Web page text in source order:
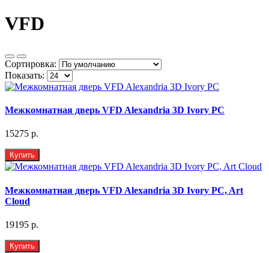
VFD
Сортировка:
Показать:
Межкомнатная дверь VFD Alexandria 3D Ivory PC
15275 р.
Купить
Межкомнатная дверь VFD Alexandria 3D Ivory PC, Art
Cloud
19195 р.
Купить